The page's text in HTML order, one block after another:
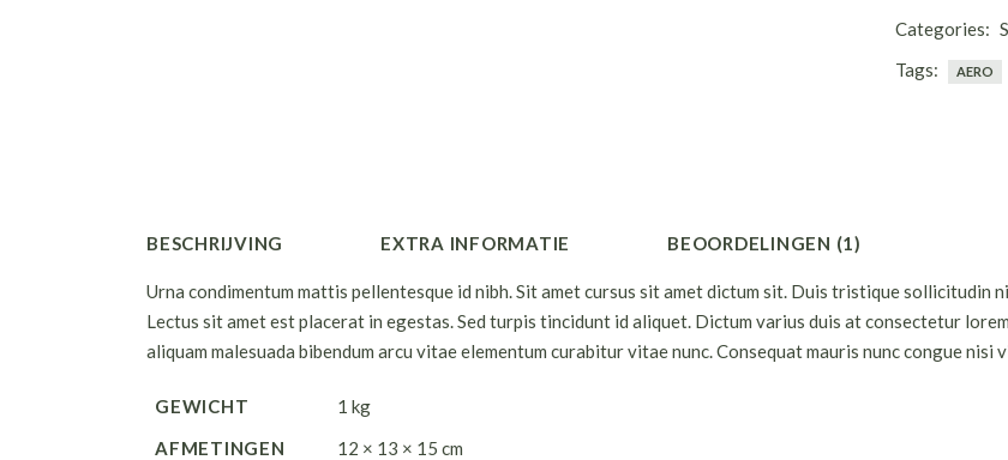
Categories:
Tags:
AERO
BESCHRIJVING EXTRA INFORMATIE BEOORDELINGEN (1)
Urna condimentum mattis pellentesque id nibh. Sit amet cursus sit amet dictum sit. Duis tristique sollicitudin
Lectus sit amet est placerat in egestas. Sed turpis tincidunt id aliquet. Dictum varius duis at consectetur
aliquam malesuada bibendum arcu vitae elementum curabitur vitae nunc. Consequat mauris nunc congue nisi
GEWICHT
1 kg
AFMETINGEN
12 × 13 × 15 cm